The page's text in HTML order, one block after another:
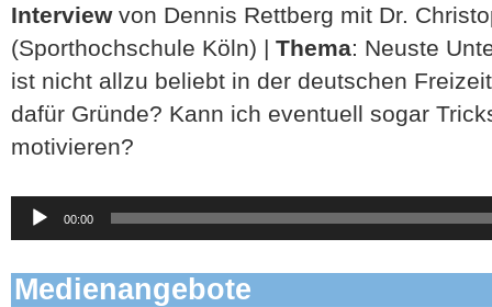
Interviewvon Dennis Rettberg mit Dr.
(Sporthochschule Köln) | Thema: Neuste
ist nicht allzu beliebt in der deutschen
dafür Gründe? Kann ich eventuell sogar
motivieren?
Audio-
Player
00:00
Medienangebote